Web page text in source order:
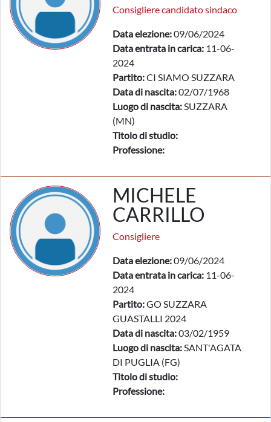
Consigliere candidato sindaco
Data elezione:09/06/2024
Data entrata in carica: 11-06-
2024
Partito:CI SIAMO SUZZARA
Data di nascita:02/07/1968
Luogo di nascita:SUZZARA
(MN)
Titolo di studio:
Professione:
MICHELE
CARRILLO
Consigliere
Data elezione:09/06/2024
Data entrata in carica: 11-06-
2024
Partito:GO SUZZARA
GUASTALLI 2024
Data di nascita:03/02/1959
Luogo di nascita:SANT'AGATA
DI PUGLIA (FG)
Titolo di studio:
Professione: